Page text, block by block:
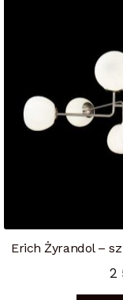
Erich Żyrandol –
2